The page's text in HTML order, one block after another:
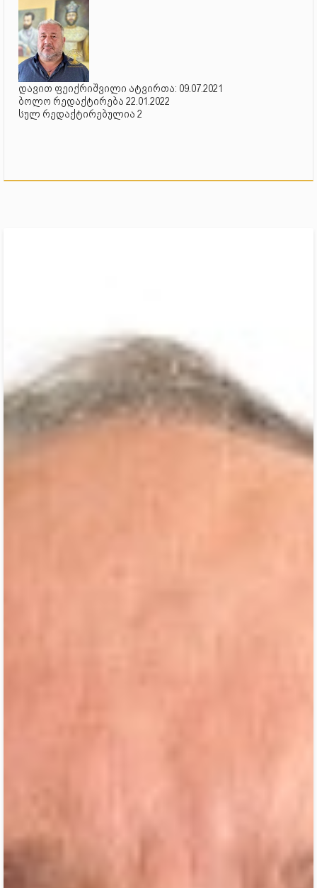
დავით ფეიქრიშვილი ატვირთა: 09.07.2021
ბოლო რედაქტირება 22.01.2022
სულ რედაქტირებულია 2